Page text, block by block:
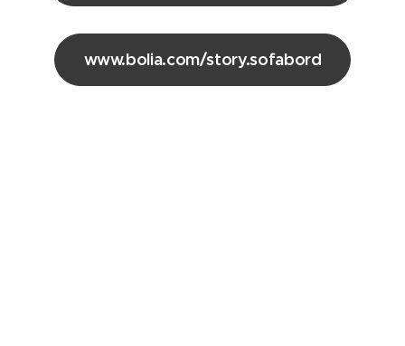
www.bolia.com/story.sofabord